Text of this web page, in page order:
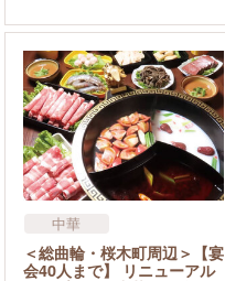
中華
＜総曲輪・桜木町周辺＞【宴
会40人まで】 リニューアル